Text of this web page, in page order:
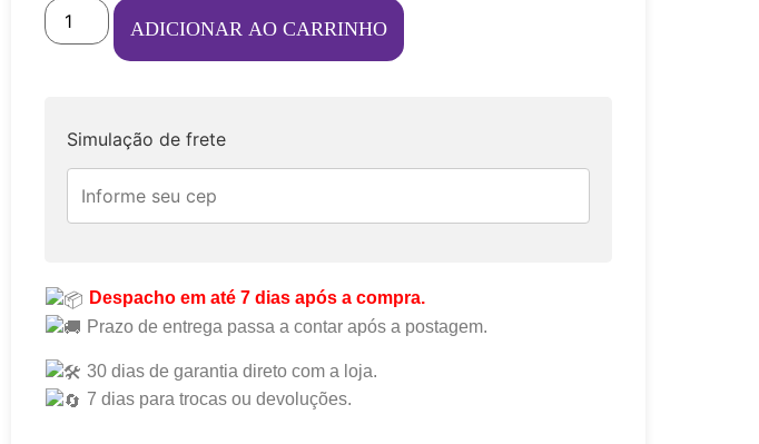
ADICIONAR AO CARRINHO
Simulação de frete
Despacho em até 7 dias após a compra.
Prazo de entrega passa a contar após a postagem.
30 dias de garantia direto com a loja.
7 dias para trocas ou devoluções.